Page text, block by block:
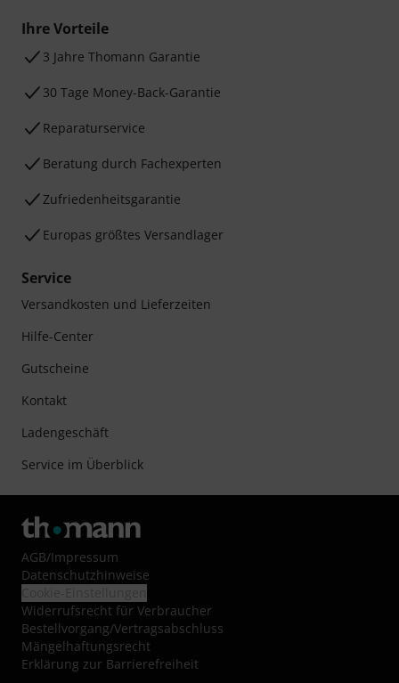
Ihre Vorteile
3 Jahre Thomann Garantie
30 Tage Money-Back-Garantie
Reparaturservice
Beratung durch Fachexperten
Zufriedenheitsgarantie
Europas größtes Versandlager
Service
Versandkosten und Lieferzeiten
Hilfe-Center
Gutscheine
Kontakt
Ladengeschäft
Service im Überblick
AGB/Impressum
Datenschutzhinweise
Widerrufsrecht für Verbraucher
Bestellvorgang/Vertragsabschluss
Mängelhaftungsrecht
Erklärung zur Barrierefreiheit